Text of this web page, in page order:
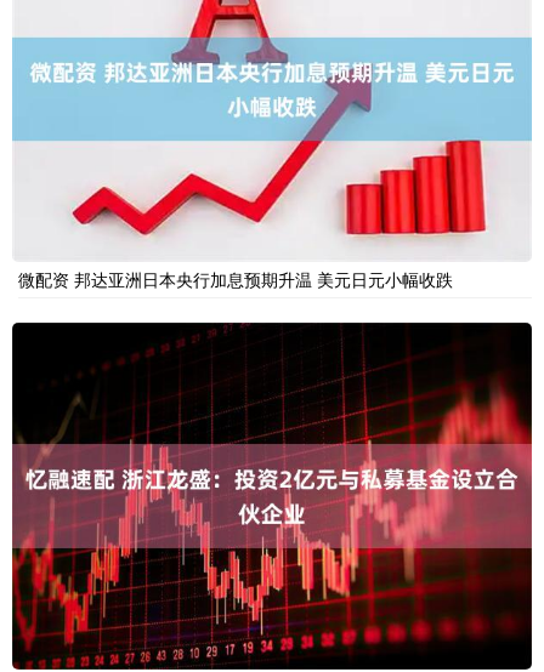
微配资 邦达亚洲日本央行加息预期升温 美元日元小幅收跌